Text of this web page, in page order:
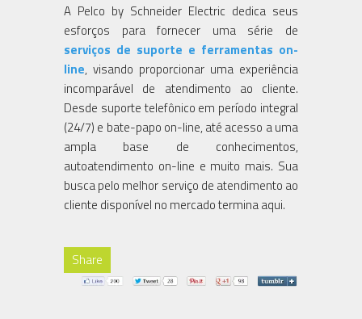
A Pelco by Schneider Electric dedica seus
esforços para fornecer uma série de
serviços de suporte e ferramentas on-
line, visando proporcionar uma experiência
incomparável de atendimento ao cliente.
Desde suporte telefônico em período integral
(24/7) e bate-papo on-line, até acesso a uma
ampla base de conhecimentos,
autoatendimento on-line e muito mais. Sua
busca pelo melhor serviço de atendimento ao
cliente disponível no mercado termina aqui.
Share